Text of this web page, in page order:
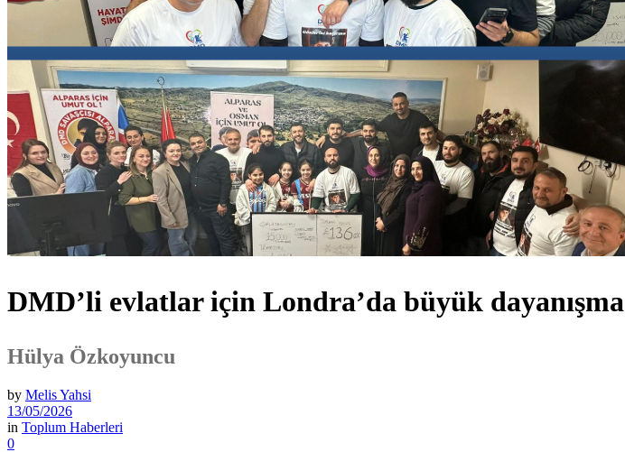
DMD’li evlatlar için Londra’da büyük dayanışma
Hülya Özkoyuncu
by Melis Yahsi
13/05/2026
in Toplum Haberleri
0